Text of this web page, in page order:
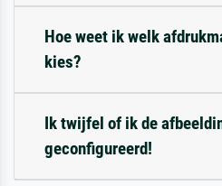
Hoe weet ik welk
kies?
Ik twijfel of ik de
geconfigureerd!